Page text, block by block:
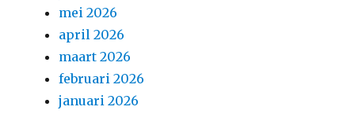
mei 2026
april 2026
maart 2026
februari 2026
januari 2026